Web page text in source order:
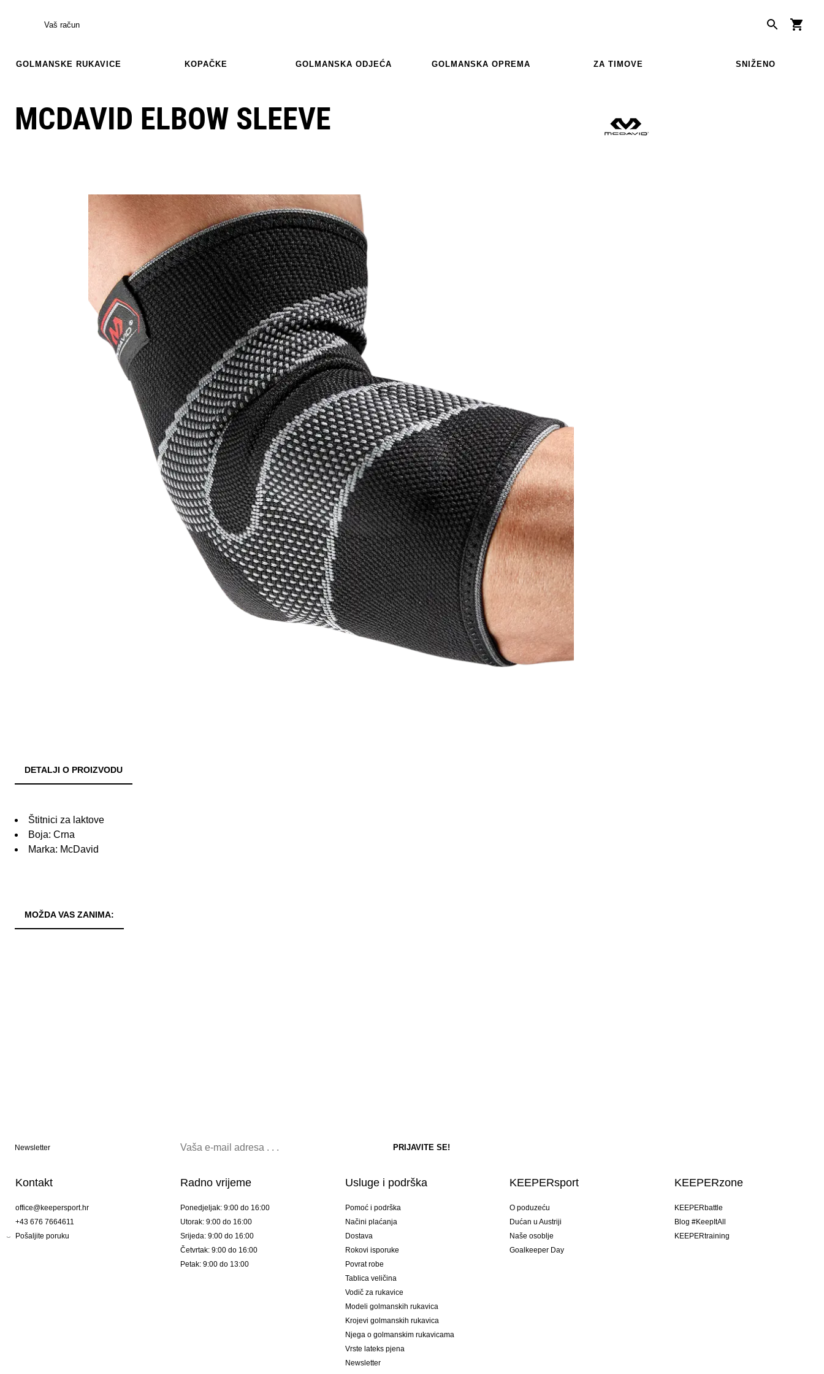
Vaš račun
GOLMANSKE RUKAVICE KOPAČKE GOLMANSKA ODJEĆA GOLMANSKA OPREMA ZA TIMOVE SNIŽENO
MCDAVID ELBOW SLEEVE
DETALJI O PROIZVODU
Štitnici za laktove
Boja: Crna
Marka: McDavid
MOŽDA VAS ZANIMA:
Newsletter
Kontakt
office@keepersport.hr
+43 676 7664611
Pošaljite poruku
Radno vrijeme
Ponedjeljak: 9:00 do 16:00
Utorak: 9:00 do 16:00
Srijeda: 9:00 do 16:00
Četvrtak: 9:00 do 16:00
Petak: 9:00 do 13:00
Usluge i podrška
Pomoć i podrška
Načini plaćanja
Dostava
Rokovi isporuke
Povrat robe
Tablica veličina
Vodič za rukavice
Modeli golmanskih rukavica
Krojevi golmanskih rukavica
Njega o golmanskim rukavicama
Vrste lateks pjena
Newsletter
KEEPERsport
O poduzeću
Dućan u Austriji
Naše osoblje
Goalkeeper Day
KEEPERzone
KEEPERbattle
Blog #KeepItAll
KEEPERtraining